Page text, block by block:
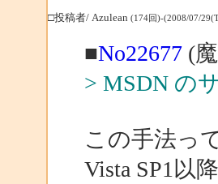
□投稿者/ Azulean (174回)-(2008/07/
■No22677(
> MSDN の
この手法っ
Vista SP1以